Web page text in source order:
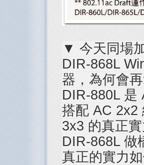
▼ 今天同場
DIR-868L
器，為何會
DIR-880L 是
搭配 AC 2x2
3x3 的真正
DIR-868L 做
真正的實力